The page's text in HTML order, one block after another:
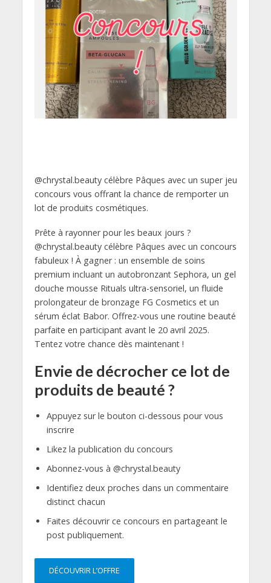
@chrystal.beauty célèbre Pâques avec un super jeu
concours vous offrant la chance de remporter un
lot de produits cosmétiques.
Prête à rayonner pour les beaux jours ?
@chrystal.beauty célèbre Pâques avec un concours
fabuleux ! À gagner : un ensemble de soins
premium incluant un autobronzant Sephora, un gel
douche mousse Rituals ultra-sensoriel, un fluide
prolongateur de bronzage FG Cosmetics et un
sérum éclat Babor. Offrez-vous une routine beauté
parfaite en participant avant le 20 avril 2025.
Tentez votre chance dès maintenant !
Envie de décrocher ce lot de
produits de beauté ?
Appuyez sur le bouton ci-dessous pour vous
inscrire
Likez la publication du concours
Abonnez-vous à @chrystal.beauty
Identifiez deux proches dans un commentaire
distinct chacun
Faites découvrir ce concours en partageant le
post publiquement.
DÉCOUVRIR L’OFFRE